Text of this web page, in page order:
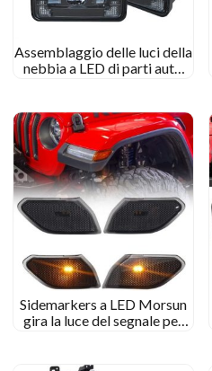
Assemblaggio delle luci della
nebbia a LED di parti auto
Sidemarkers a LED Morsun
gira la luce del segnale per